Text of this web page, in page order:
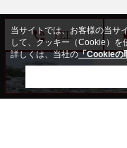
TEL
当サイトでは、お客様の当サ
して、クッキー（Cookie）を
詳しくは、当社の「Cookieの